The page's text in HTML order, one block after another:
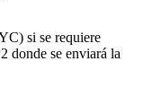
si se requiere
donde se enviará la